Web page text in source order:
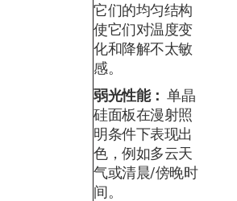
它们的均匀结构
使它们对温度变
化和降解不太敏
感。
弱光性能： 单晶
硅面板在漫射照
明条件下表现出
色，例如多云天
气或清晨/傍晚时
间。